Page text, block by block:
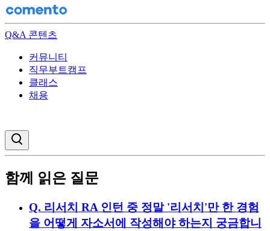
Q&A 콘텐츠
커뮤니티
직무부트캠프
클래스
채용
함께 읽은 질문
Q. 리서치 RA 인턴 중 정말 '리서치'만 한 경험
을 어떻게 자소서에 작성해야 하는지 궁금합니